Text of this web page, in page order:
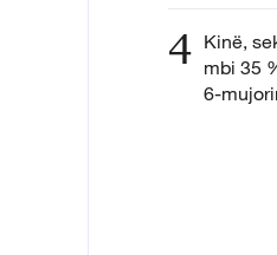
4 Kinë,
mbi 35
6-